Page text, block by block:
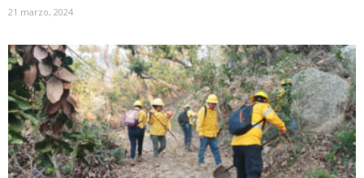
21 marzo, 2024